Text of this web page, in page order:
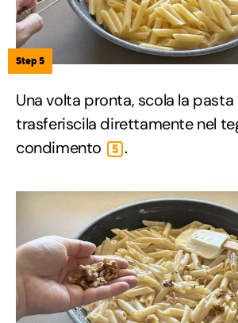
Step 5
Una volta pronta, scola la
trasferiscila direttamente nel
condimento
5 .